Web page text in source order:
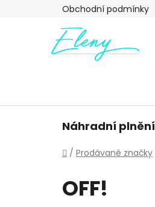
Obchodní podmínky
Náhradní plnění
Domů
/ Prodávané značky
OFF!